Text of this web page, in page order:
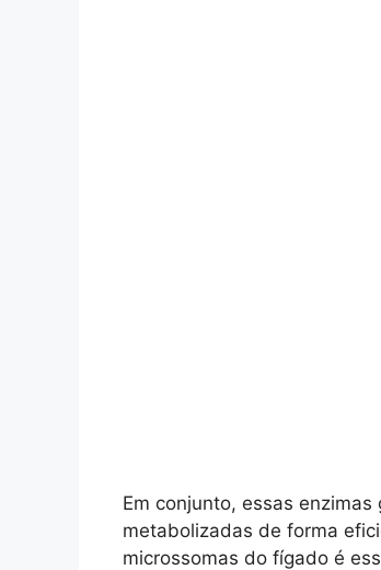
Em conjunto, essas
metabolizadas de forma
microssomas do fígado é